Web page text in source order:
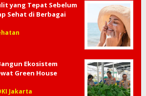
yang Tepat Sebelum
Sehat di Berbagai
Ekosistem
Green House
Jakarta